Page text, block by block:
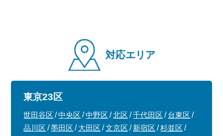
対応エリア
東京23区
世田谷区 中央区 中野区 北区 千代田区
台東区
品川区
墨田区 大田区 文京区 新宿区
杉並区